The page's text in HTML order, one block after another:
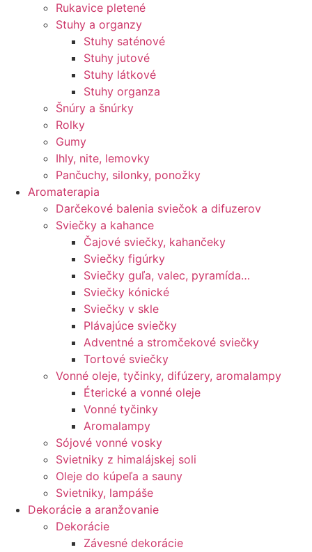
Rukavice pletené
Stuhy a organzy
Stuhy saténové
Stuhy jutové
Stuhy látkové
Stuhy organza
Šnúry a šnúrky
Rolky
Gumy
Ihly, nite, lemovky
Pančuchy, silonky, ponožky
Aromaterapia
Darčekové balenia sviečok a difuzerov
Sviečky a kahance
Čajové sviečky, kahančeky
Sviečky figúrky
Sviečky guľa, valec, pyramída…
Sviečky kónické
Sviečky v skle
Plávajúce sviečky
Adventné a stromčekové sviečky
Tortové sviečky
Vonné oleje, tyčinky, difúzery, aromalampy
Éterické a vonné oleje
Vonné tyčinky
Aromalampy
Sójové vonné vosky
Svietniky z himalájskej soli
Oleje do kúpeľa a sauny
Svietniky, lampáše
Dekorácie a aranžovanie
Dekorácie
Závesné dekorácie